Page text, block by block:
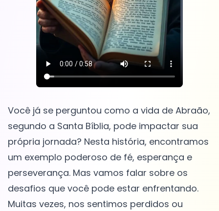
Você já se perguntou como a vida de Abraão,
segundo a Santa Bíblia, pode impactar sua
própria jornada? Nesta história, encontramos
um exemplo poderoso de fé, esperança e
perseverança. Mas vamos falar sobre os
desafios que você pode estar enfrentando.
Muitas vezes, nos sentimos perdidos ou